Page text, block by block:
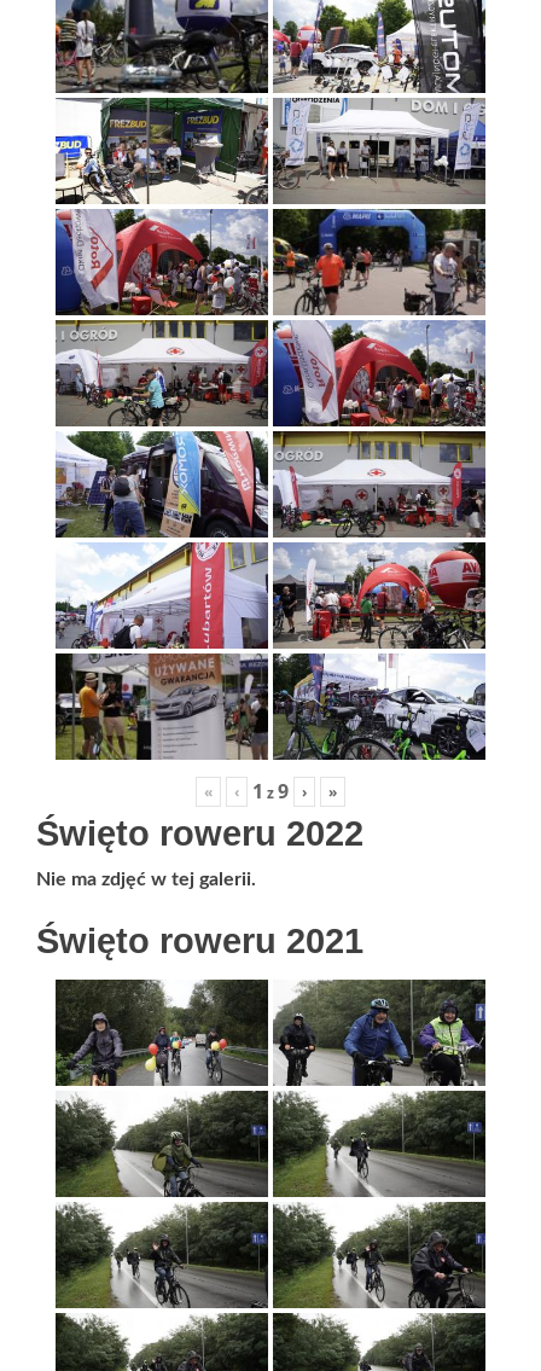
« ‹ 1 z9 › »
Święto roweru 2022
Nie ma zdjęć w tej galerii.
Święto roweru 2021